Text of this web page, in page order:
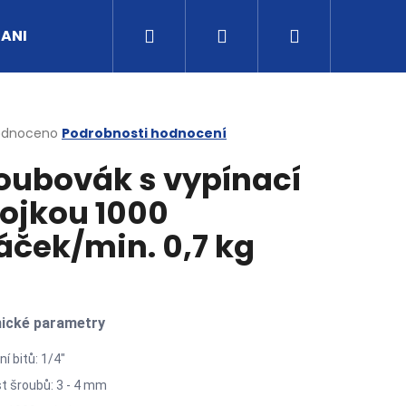
Tipy a rady Kontakty Obchodní
Přihlášení
Podrobnosti hodnocení
s vypínací
1000
min. 0,7 kg
parametry
bitů: 1/4"
šroubů: 3 - 4 mm
4" VNITŘNÍ FVMQ